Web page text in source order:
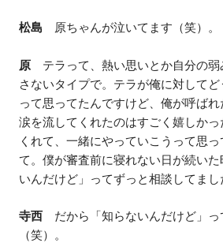
松島 原ちゃんが泣いてます（笑）。
原 テラって、熱い思いとか自分の弱
さないタイプで。テラが俺に対してど
って思ってたんですけど、俺が呼ば
涙を流してくれたのはすごく嬉しか
くれて、一緒にやっていこうって思
て。僕が審査前に寝れない日が続い
いんだけど」ってずっと相談してまし
寺西 だから「知らないんだけど」っ
（笑）。